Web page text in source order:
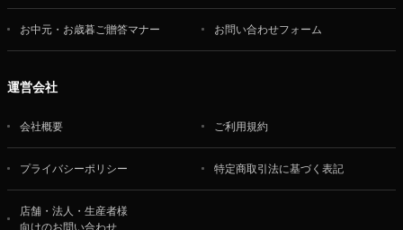
お中元・お歳暮ご贈答マナー お問い合わせフォーム
運営会社
会社概要 ご利用規約
プライバシーポリシー 特定商取引法に基づく表記
店舗・法人・生産者様
向けのお問い合わせ